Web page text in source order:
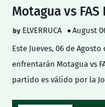
Motagua vs FAS
ELVERRUCA
August
Este Jueves, 06 de
enfrentarán Motagua vs
partido es válido por la